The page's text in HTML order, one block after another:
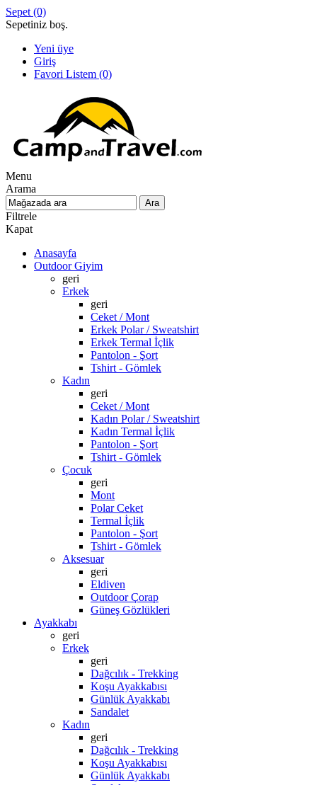
Sepet (0)
Sepetiniz boş.
Yeni üye
Giriş
Favori Listem (0)
Menu
Arama
Filtrele
Kapat
Anasayfa
Outdoor Giyim
geri
Erkek
geri
Ceket / Mont
Erkek Polar / Sweatshirt
Erkek Termal İçlik
Pantolon - Şort
Tshirt - Gömlek
Kadın
geri
Ceket / Mont
Kadın Polar / Sweatshirt
Kadın Termal İçlik
Pantolon - Şort
Tshirt - Gömlek
Çocuk
geri
Mont
Polar Ceket
Termal İçlik
Pantolon - Şort
Tshirt - Gömlek
Aksesuar
geri
Eldiven
Outdoor Çorap
Güneş Gözlükleri
Ayakkabı
geri
Erkek
geri
Dağcılık - Trekking
Koşu Ayakkabısı
Günlük Ayakkabı
Sandalet
Kadın
geri
Dağcılık - Trekking
Koşu Ayakkabısı
Günlük Ayakkabı